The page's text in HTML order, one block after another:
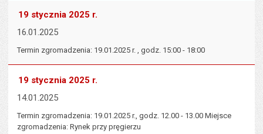
19 stycznia 2025 r.
16.01.2025
Termin zgromadzenia: 19.01.2025 r. , godz. 15:00 - 18:00
19 stycznia 2025 r.
14.01.2025
Termin zgromadzenia: 19.01.2025 r., godz. 12.00 - 13.00 Miejsce
zgromadzenia: Rynek przy pręgierzu